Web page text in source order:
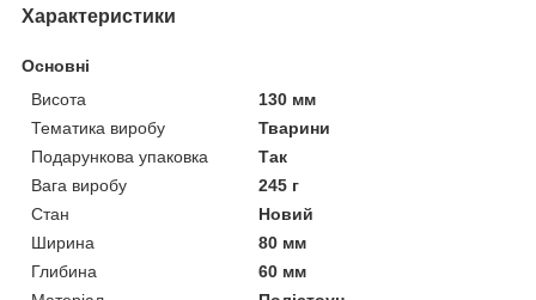
Характеристики
Основні
Висота
130 мм
Тематика виробу
Тварини
Подарункова упаковка
Так
Вага виробу
245 г
Стан
Новий
Ширина
80 мм
Глибина
60 мм